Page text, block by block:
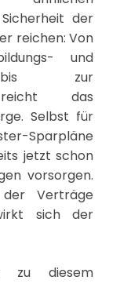
der
reichen: Von
und
bis zur
reicht das
Selbst für
Sparpläne
jetzt schon
vorsorgen.
Verträge
sich der
zu diesem